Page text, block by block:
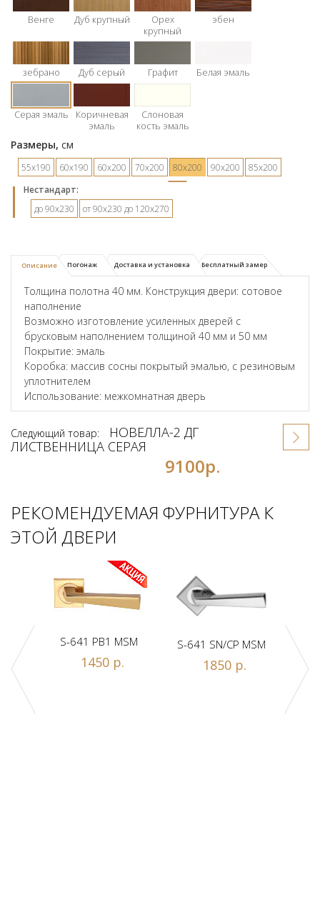
Венге Дуб крупный
Орех
крупный
эбен
зебрано Дуб серый Графит Белая эмаль
Серая эмаль
Коричневая
эмаль
Слоновая
кость эмаль
Размеры, см
55х190 60х190 60х200 70х200 80х200 90х200
85х200
Hестандарт:
до 90х230
от 90х230 до 120х270
Описание Погонаж Доставка и установка Бесплатный замер
Толщина полотна 40 мм. Конструкция двери: сотовое
наполнение
Возможно изготовление усиленных дверей с
брусковым наполнением толщиной 40 мм и 50 мм
Покрытие: эмаль
Коробка: массив сосны покрытый эмалью, с резиновым
уплотнителем
Использование: межкомнатная дверь
Следующий товар:
НОВЕЛЛА-2 ДГ
ЛИСТВЕННИЦА СЕРАЯ
9100р.
РЕКОМЕНДУЕМАЯ ФУРНИТУРА К
ЭТОЙ ДВЕРИ
A
S-641 PB1 MSM
1450 р.
S-641 SN/CP MSM
1850 р.